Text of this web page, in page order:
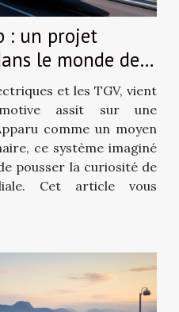
: un projet
le monde des
et les TGV, vient
assit sur une
comme un moyen
ce système imaginé
pousser la curiosité de
Cet article vous